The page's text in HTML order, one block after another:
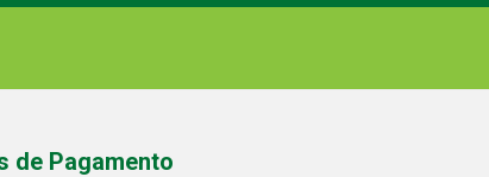
de Pagamento